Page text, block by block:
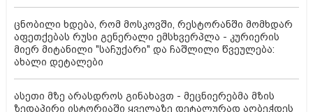
ცნობილი ხდება, რომ მოსკოვში, რესტორანში მომხდარ
აფეთქებას რუსი გენერალი ემსხვერპლა - კურიერის
მიერ მიტანილი "საჩუქარი" და ჩაშლილი წვეულება:
ახალი დეტალები
ასეთი მზე არასდროს გინახავთ - მეცნიერებმა მზის
ზედაპირი ისტორიაში ყველაზე დეტალურად აღბეჭდეს